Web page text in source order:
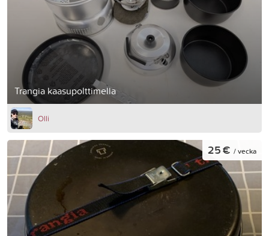
Trangia kaasupolttimella
Olli
25 € / vecka